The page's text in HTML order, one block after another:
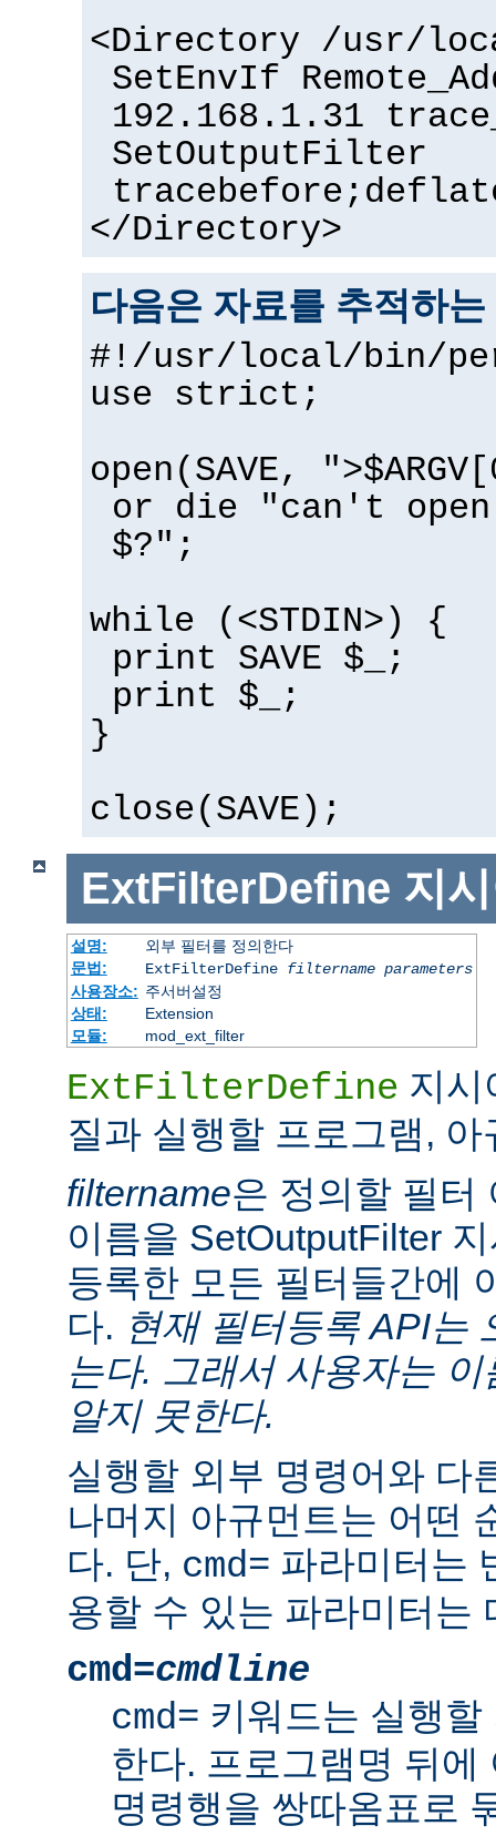
<Directory /usr/
SetEnvIf
192.168.1.31
SetOutputFilter
</Directory>
다음은 자료를 추적하
#!/usr/local/bin/
use strict;
open(SAVE,
or die "can't open
$?";
while (<STDIN>) {
print SAVE $_;
print $_;
}
close(SAVE);
ExtFilterDefine 지
설명:
외부 필터를 정의한다
문법:
ExtFilterDefine filtername parameters
사용장소: 주서버설정
상태:
Extension
모듈:
mod_ext_filter
ExtFilterDefine 지시
질과 실행할 프로그램,
filtername은 정의할 필터
이름을 SetOutputFilter
등록한 모든 필터들간에
다. 현재 필터등록 API는
는다. 그래서 사용자는
알지 못한다.
실행할 외부 명령어와 다
나머지 아규먼트는 어떤
다. 단, cmd= 파라미터는
용할 수 있는 파라미터는
cmd=cmdline
cmd= 키워드는 실행
한다. 프로그램명 뒤에
명령행을 쌍따옴표로